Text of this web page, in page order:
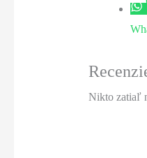
Nikto zatiaľ